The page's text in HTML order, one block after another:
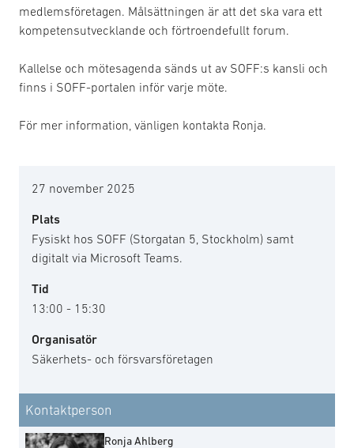
medlemsföretagen. Målsättningen är att det ska vara ett
kompetensutvecklande och förtroendefullt forum.
Kallelse och mötesagenda sänds ut av SOFF:s kansli och
finns i SOFF-portalen inför varje möte.
För mer information, vänligen kontakta Ronja.
27 november 2025
Plats
Fysiskt hos SOFF (Storgatan 5, Stockholm) samt
digitalt via Microsoft Teams.
Tid
13:00 - 15:30
Organisatör
Säkerhets- och försvarsföretagen
Kontaktperson
Ronja Ahlberg